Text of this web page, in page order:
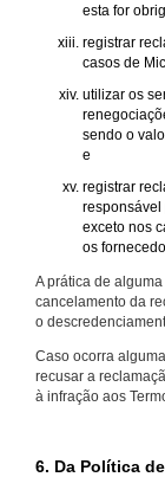
esta for
registrar
casos de
utilizar os
sendo o
e
registrar
responsável
exceto nos
os
A prática de
cancelamento da
o
Caso ocorra
recusar a
à infração aos
6. Da Política